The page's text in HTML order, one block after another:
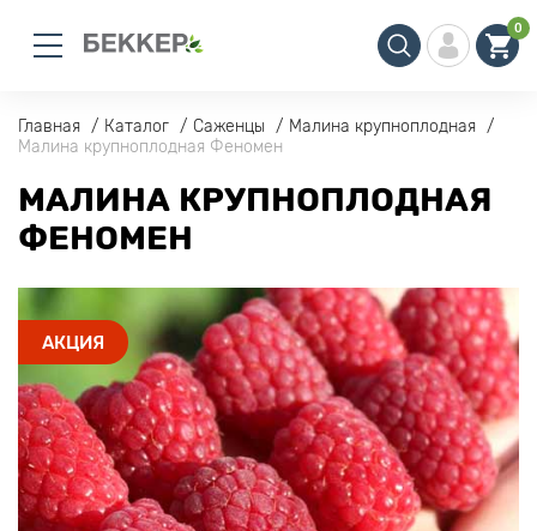
0
Главная Каталог Саженцы
Малина крупноплодная
Малина крупноплодная Феномен
МАЛИНА КРУПНОПЛОДНАЯ
ФЕНОМЕН
АКЦИЯ